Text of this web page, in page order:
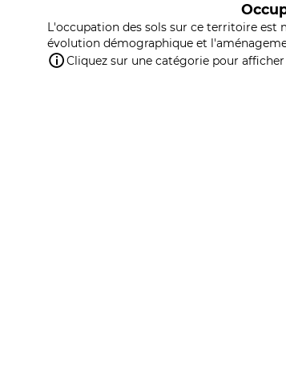
L'occupation des sols sur ce territoire est
évolution démographique et
Cliquez sur une catégorie pour